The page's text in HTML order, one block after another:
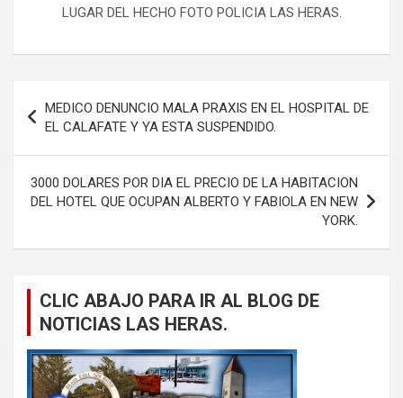
LUGAR DEL HECHO FOTO POLICIA LAS HERAS.
de
entradas
MEDICO DENUNCIO MALA PRAXIS EN EL HOSPITAL DE
EL CALAFATE Y YA ESTA SUSPENDIDO.
3000 DOLARES POR DIA EL PRECIO DE LA HABITACION
DEL HOTEL QUE OCUPAN ALBERTO Y FABIOLA EN NEW
YORK.
CLIC ABAJO PARA IR AL BLOG DE
NOTICIAS LAS HERAS.